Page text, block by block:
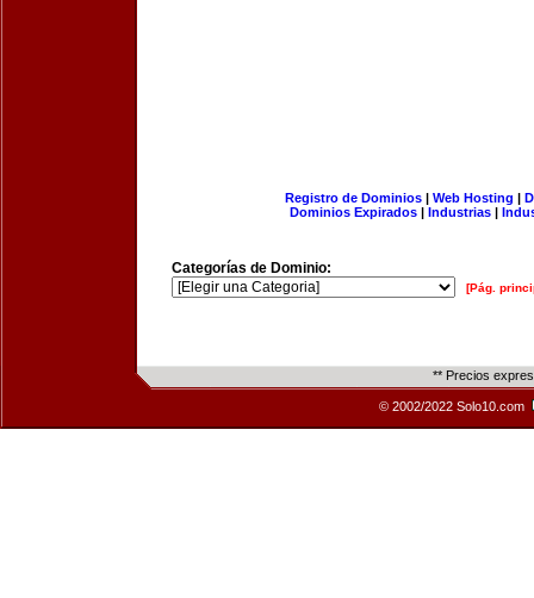
Registro de Dominios| Web Hosting |
Dominios Expirados | Industrias |
Categorías de Dominio:
[Pág.
** Precios
© 2002/2022 Solo10.com